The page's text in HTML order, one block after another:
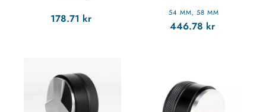
178.71 kr 54 MM, 58 MM
446.78 kr